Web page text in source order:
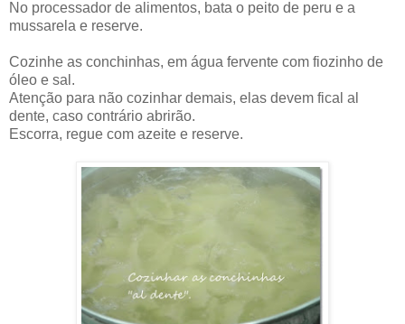
No processador de alimentos, bata o peito de peru e a
mussarela e reserve.
Cozinhe as conchinhas, em água fervente com fiozinho de
óleo e sal.
Atenção para não cozinhar demais, elas devem fical al
dente, caso contrário abrirão.
Escorra, regue com azeite e reserve.